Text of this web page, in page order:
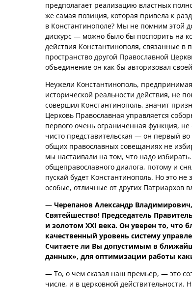
предполагает реализацию властных
же самая позиция, которая привела к
в Константинополе? Мы не помним этой
дискурс — можно было бы поспорить на
действия Константинополя, связанные в
пространство другой Православной
объединение он как бы авторизовал
Неужели Константинополь,
исторической реальности действия, не
совершил Константинополь, значит
Церковь Православная управляется
первого очень ограниченная функция,
чисто представительская — он первый
общих православных совещаниях не
мы настаивали на том, что надо
общеправославного диалога, потому и
пускай будет Константинополь. Но это
особые, отличные от других Патриархов
— Черепанов Александр
Святейшество! Председатель
и золотом XXI века. Он уверен то, что
качественный уровень систему
Считаете ли Вы допустимым в
данных», для оптимизации работы
— То, о чем сказал наш премьер, — это
числе, и в церковной действительности.